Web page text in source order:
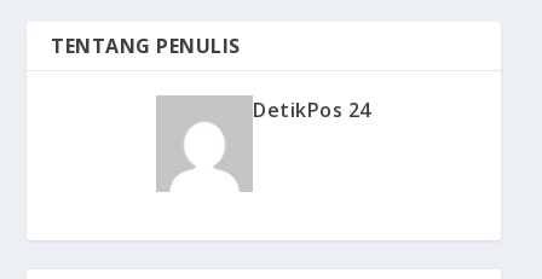
TENTANG PENULIS
DetikPos 24